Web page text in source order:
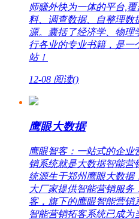
师赚外快为一体的平台,
料、调查数据、自整理数
源。囊括了经济学、物理
行各业的专业书籍，是一
站！
12-08 阅读()
鹰眼大数据
鹰眼智客：一站式的企业
销系统就是大数据智能营
统源生于郑州鹰眼大数据
大厂家提供智能营销服
客，旗下的鹰眼智能营销
智能营销拓客系统已成为